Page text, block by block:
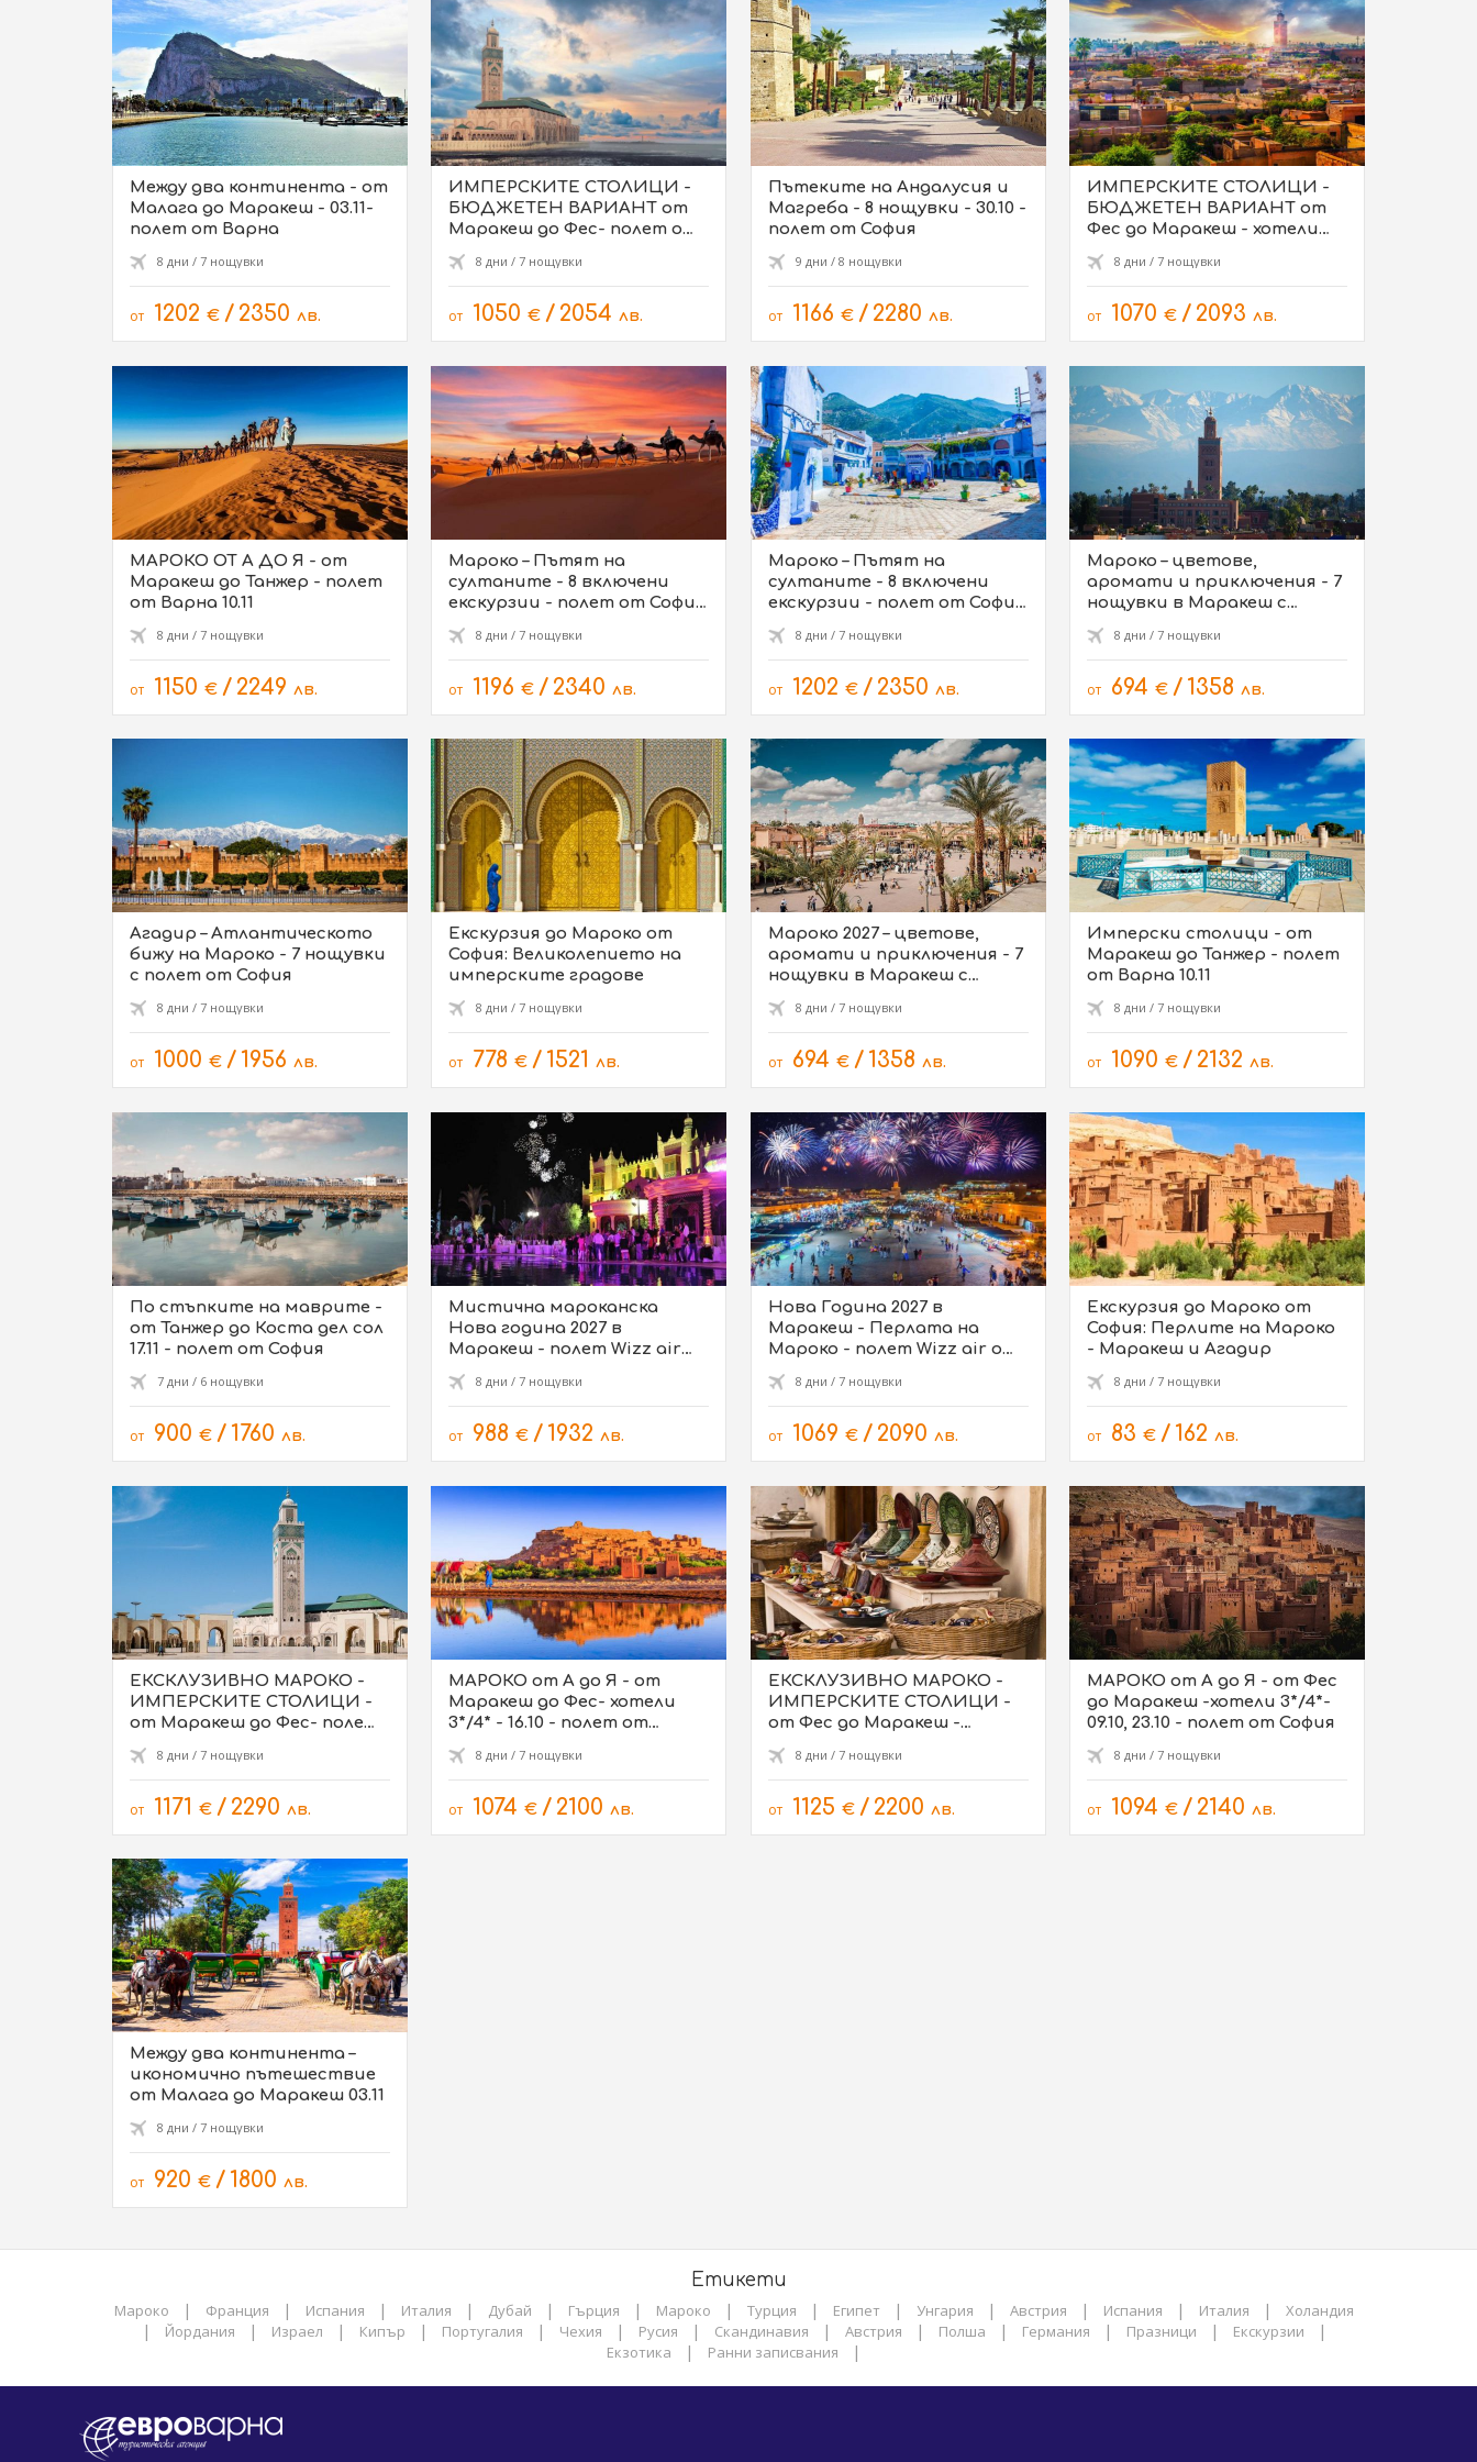
Между два континента - от
Малага до Маракеш - 03.11-
полет от Варна
8 дни / 7 нощувки
от 1202 € / 2350 лв.
ИМПЕРСКИТЕ СТОЛИЦИ -
БЮДЖЕТЕН ВАРИАНТ от
Маракеш до Фес- полет от
София 16.10
8 дни / 7 нощувки
от 1050€ / 2054лв.
Пътеките на Андалусия и
Магреба - 8 нощувки - 30.10 -
полет от София
9 дни / 8 нощувки
от 1166 € / 2280 лв.
ИМПЕРСКИТЕ СТОЛИЦИ -
БЮДЖЕТЕН ВАРИАНТ от
Фес до Маракеш - хотели
3*/4* - 09.10, 23.10
8 дни / 7 нощувки
от 1070€ / 2093лв.
МАРОКО ОТ А ДО Я - от
Маракеш до Танжер - полет
от Варна 10.11
8 дни / 7 нощувки
от 1150 € / 2249 лв.
Мароко – Пътят на
султаните - 8 включени
екскурзии - полет от София
16.10
8 дни / 7 нощувки
от 1196€ / 2340лв.
Мароко – Пътят на
султаните - 8 включени
екскурзии - полет от София
- 09.10, 23.10
8 дни / 7 нощувки
от 1202 € / 2350 лв.
Мароко – цветове,
аромати и приключения - 7
нощувки в Маракеш с
полет от София
8 дни / 7 нощувки
от 694€ / 1358лв.
Агадир – Атлантическото
бижу на Мароко - 7 нощувки
с полет от София
8 дни / 7 нощувки
от 1000 € / 1956 лв.
Екскурзия до Мароко от
София: Великолепието на
имперските градове
8 дни / 7 нощувки
от 778€ / 1521лв.
Мароко 2027 – цветове,
аромати и приключения - 7
нощувки в Маракеш с
полет от София
8 дни / 7 нощувки
от 694 € / 1358 лв.
Имперски столици - от
Маракеш до Танжер - полет
от Варна 10.11
8 дни / 7 нощувки
от 1090€ / 2132лв.
По стъпките на маврите -
от Танжер до Коста дел сол
17.11 - полет от София
7 дни / 6 нощувки
от 900 € / 1760 лв.
Мистична мароканска
Нова година 2027 в
Маракеш - полет Wizz air
от София - 26.12
8 дни / 7 нощувки
от 988€ / 1932лв.
Нова Година 2027 в
Маракеш - Перлата на
Мароко - полет Wizz air от
София - 29.12
8 дни / 7 нощувки
от 1069 € / 2090 лв.
Екскурзия до Мароко от
София: Перлите на Мароко
- Маракеш и Агадир
8 дни / 7 нощувки
от 83€ / 162лв.
ЕКСКЛУЗИВНО МАРОКО -
ИМПЕРСКИТЕ СТОЛИЦИ -
от Маракеш до Фес- полет
от София 16.10
8 дни / 7 нощувки
от 1171 € / 2290 лв.
МАРОКО от А до Я - от
Маракеш до Фес- хотели
3*/4* - 16.10 - полет от
София
8 дни / 7 нощувки
от 1074€ / 2100лв.
ЕКСКЛУЗИВНО МАРОКО -
ИМПЕРСКИТЕ СТОЛИЦИ -
от Фес до Маракеш -
хотели 3*/4* - 09.10, 23.10
8 дни / 7 нощувки
от 1125 € / 2200 лв.
МАРОКО от А до Я - от Фес
до Маракеш -хотели 3*/4*-
09.10, 23.10 - полет от София
8 дни / 7 нощувки
от 1094€ / 2140лв.
Между два континента –
икономично пътешествие
от Малага до Маракеш 03.11
8 дни / 7 нощувки
от 920 € / 1800 лв.
Етикети
Мароко | Франция | Испания | Италия | Дубай | Гърция | Мароко | Турция | Египет | Унгария | Австрия | Испания | Италия | Холандия
| Йордания | Израел | Кипър | Португалия | Чехия | Русия | Скандинавия | Австрия | Полша | Германия | Празници | Екскурзии |
Екзотика | Ранни записвания |